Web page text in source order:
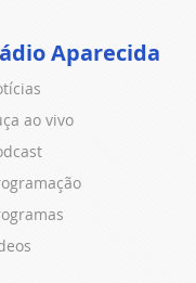
Aparecida
ao vivo